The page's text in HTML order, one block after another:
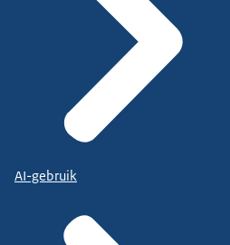
AI-gebruik